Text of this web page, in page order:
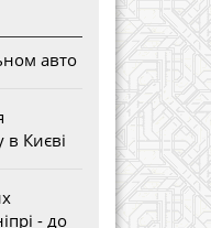
авто
в Києві
- до